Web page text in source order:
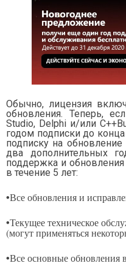
Обычно, лицензия
обновления. Теперь,
Studio, Delphi и/или
годом подписки до
подписку на
два дополнительных
поддержка и
в течение 5 лет:
•Все обновления и
•Текущее техническое
(могут применяться
•Все основные обновления